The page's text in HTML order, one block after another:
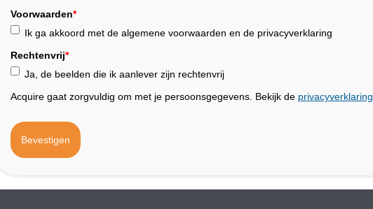
Voorwaarden*
Ik ga akkoord met de algemene voorwaarden en de privacyverklaring
Rechtenvrij*
Ja, de beelden die ik aanlever zijn rechtenvrij
Acquire gaat zorgvuldig om met je persoonsgegevens. Bekijk de privacyverklaring
Bevestigen